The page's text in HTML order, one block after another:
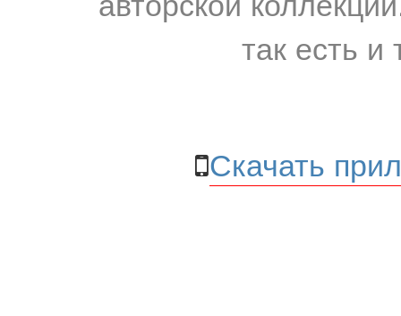
так есть и
Скачать